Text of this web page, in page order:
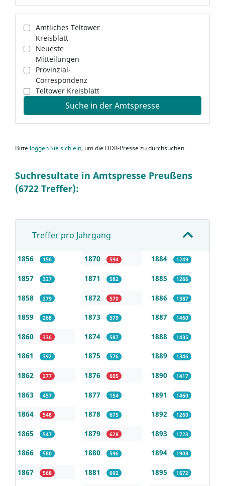
Amtliches Teltower
Kreisblatt
Neueste
Mitteilungen
Provinzial-
Correspondenz
Teltower Kreisblatt
Suche in der Amtspresse
Bitte loggen Sie sich ein, um die DDR-Presse zu durchsuchen
Suchresultate in Amtspresse Preußens
(6722 Treffer):
Treffer pro Jahrgang
1856 156
1857 327
1858 279
1859 268
1860 336
1861 392
1862 277
1863 457
1864 548
1865 547
1866 580
1867 568
1870 594
1871 582
1872 570
1873 579
1874 587
1875 576
1876 605
1877 154
1878 675
1879 628
1880 596
1881 692
1884 1249
1885 1266
1886 1387
1887 1460
1888 1435
1889 1346
1890 1417
1891 1460
1892 1260
1893 1723
1894 1908
1895 1672